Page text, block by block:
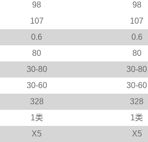
98 98
107 107
0.6 0.6
80 80
30-80 30-80
30-60 30-60
328 328
1类 1类
X5 X5